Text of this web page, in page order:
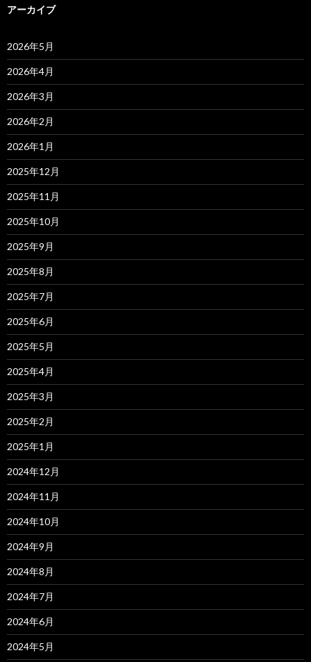
アーカイブ
2026年5月
2026年4月
2026年3月
2026年2月
2026年1月
2025年12月
2025年11月
2025年10月
2025年9月
2025年8月
2025年7月
2025年6月
2025年5月
2025年4月
2025年3月
2025年2月
2025年1月
2024年12月
2024年11月
2024年10月
2024年9月
2024年8月
2024年7月
2024年6月
2024年5月